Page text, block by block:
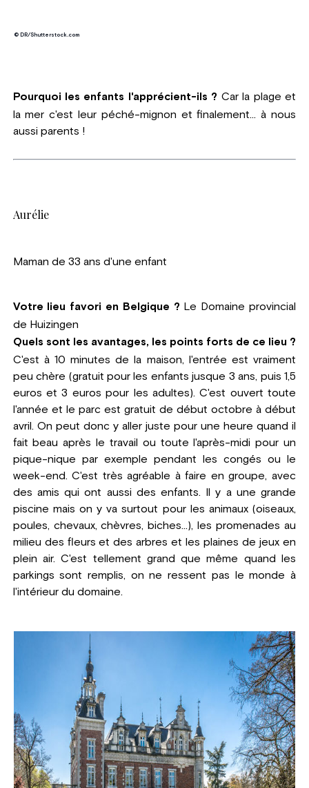
© DR/Shutterstock.com
Pourquoi les enfants l'apprécient-ils ? Car la plage et
la mer c'est leur péché-mignon et finalement... à nous
aussi parents !
Aurélie
Maman de 33 ans d'une enfant
Votre lieu favori en Belgique ? Le Domaine provincial
de Huizingen
Quels sont les avantages, les points forts de ce lieu ?
C'est à 10 minutes de la maison, l'entrée est vraiment
peu chère (gratuit pour les enfants jusque 3 ans, puis 1,5
euros et 3 euros pour les adultes). C'est ouvert toute
l'année et le parc est gratuit de début octobre à début
avril. On peut donc y aller juste pour une heure quand il
fait beau après le travail ou toute l'après-midi pour un
pique-nique par exemple pendant les congés ou le
week-end. C'est très agréable à faire en groupe, avec
des amis qui ont aussi des enfants. Il y a une grande
piscine mais on y va surtout pour les animaux (oiseaux,
poules, chevaux, chèvres, biches...), les promenades au
milieu des fleurs et des arbres et les plaines de jeux en
plein air. C'est tellement grand que même quand les
parkings sont remplis, on ne ressent pas le monde à
l'intérieur du domaine.